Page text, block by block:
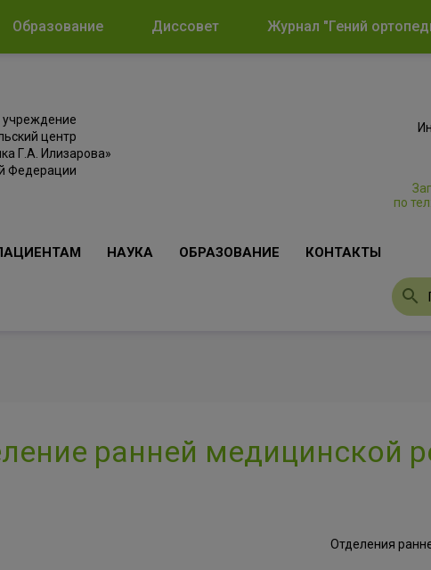
Образование Диссовет Журнал "Гений
центр
Г.А. Илизарова»
Федерации
по
НАУКА ОБРАЗОВАНИЕ КОНТАКТЫ
ранней медицинской
Отделения